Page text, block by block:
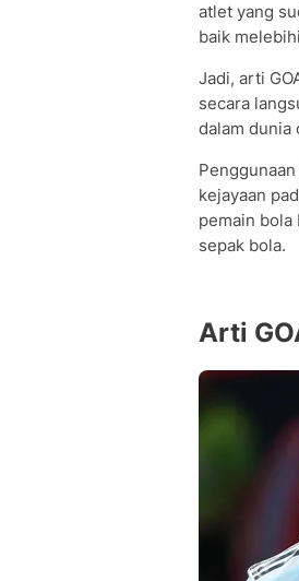
atlet yang
baik
Jadi, arti
secara
dalam dunia
kejayaan
pemain bola
sepak bola.
Arti